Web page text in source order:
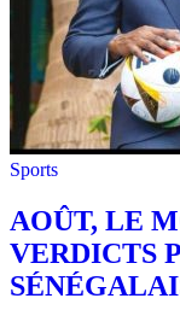
Sports
AOÛT, LE
VERDICTS